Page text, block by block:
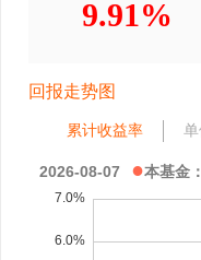
9.91%
回报走势图
累计收益率
2026-08-07 ●本基金：